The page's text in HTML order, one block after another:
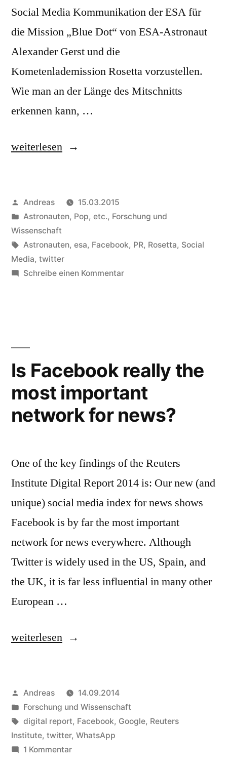
Social Media Kommunikation der ESA für
die Mission „Blue Dot“ von ESA-Astronaut
Alexander Gerst und die
Kometenlademission Rosetta vorzustellen.
Wie man an der Länge des Mitschnitts
erkennen kann, …
„Nachklapp:
Main
„Luft-
und
Raumfahrt““
weiterlesen
Veröffentlicht
von
Andreas
15.03.2015
Veröffentlicht
in
Astronauten, Pop, etc., Forschung und
Wissenschaft
Schlagwörter:
Astronauten, esa, Facebook, PR, Rosetta, Social
Media, twitter
Schreibe einen Kommentarzu
Raumfahrt“
Is Facebook really the
most important
network for news?
One of the key findings of the Reuters
Institute Digital Report 2014 is: Our new (and
unique) social media index for news shows
Facebook is by far the most important
network for news everywhere. Although
Twitter is widely used in the US, Spain, and
the UK, it is far less influential in many other
European …
„Is
the
most
important
network
weiterlesen
Veröffentlicht
von
Andreas
14.09.2014
Veröffentlicht
in
Forschung und Wissenschaft
Schlagwörter:
digital report, Facebook, Google, Reuters
Institute, twitter, WhatsApp
1 Kommentarzu